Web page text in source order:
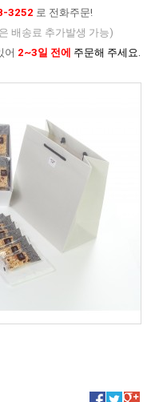
3252 로 전화주문!
배송료 추가발생 가능)
어 2~3일 전에 주문해 주세요.